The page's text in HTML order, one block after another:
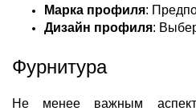
Марка профиля:
Дизайн профиля:
Фурнитура
Не менее важным